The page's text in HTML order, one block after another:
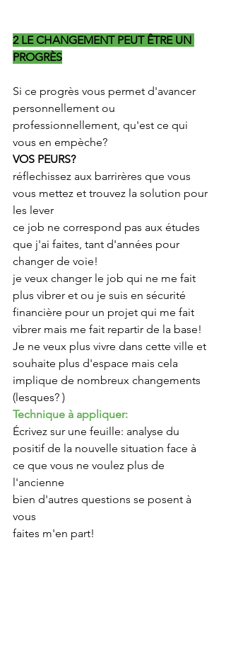
2 LE CHANGEMENT PEUT ÊTRE UN
PROGRÈS
Si ce progrès vous permet d'avancer
personnellement ou
professionnellement, qu'est ce qui
vous en empèche?
VOS PEURS?
réflechissez aux barrirères que vous
vous mettez et trouvez la solution pour
les lever
ce job ne correspond pas aux études
que j'ai faites, tant d'années pour
changer de voie!
je veux changer le job qui ne me fait
plus vibrer et ou je suis en sécurité
financière pour un projet qui me fait
vibrer mais me fait repartir de la base!
Je ne veux plus vivre dans cette ville et
souhaite plus d'espace mais cela
implique de nombreux changements
(lesques? )
Technique à appliquer:
Écrivez sur une feuille: analyse du
positif de la nouvelle situation face à
ce que vous ne voulez plus de
l'ancienne
bien d'autres questions se posent à
vous
faites m'en part!